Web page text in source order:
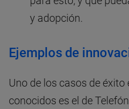
y adopción.
Ejemplos de
Uno de los casos de
conocidos es el de